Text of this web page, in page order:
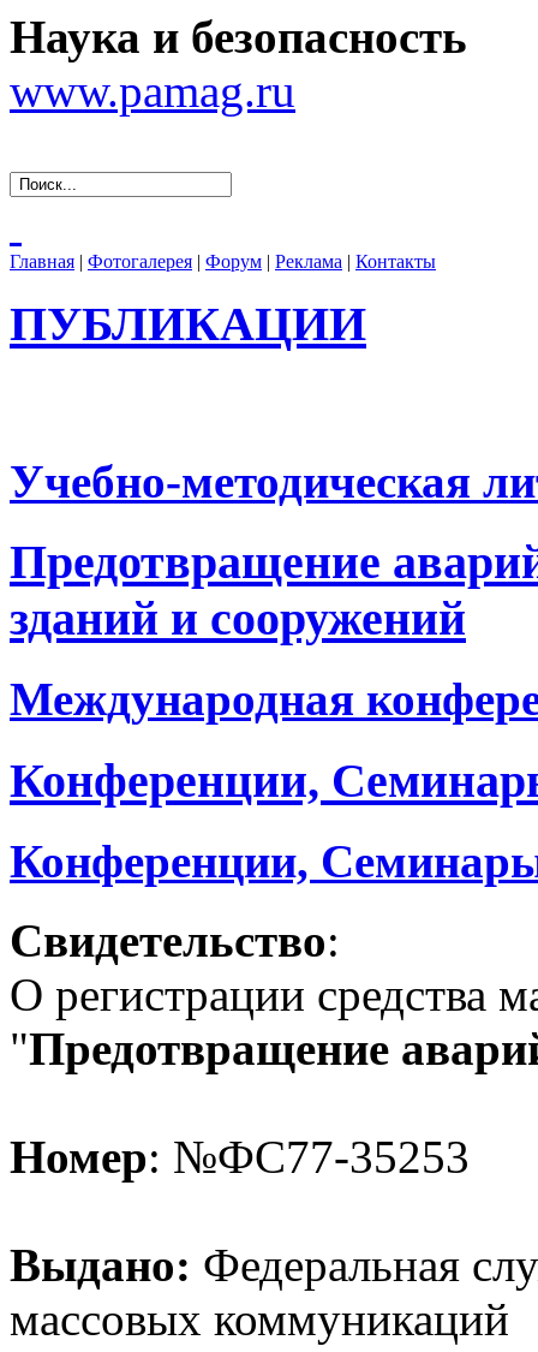
Наука и безопасность
www.pamag.ru
Главная | Фотогалерея | Форум | Реклама | Контакты
ПУБЛИКАЦИИ
Учебно-методическая
Предотвращение
зданий и сооружений
Международная
Конференции,
Конференции,
Свидетельство:
О регистрации средства
"Предотвращение
Номер: №ФС77-35253
Выдано: Федеральная
массовых коммуникаций